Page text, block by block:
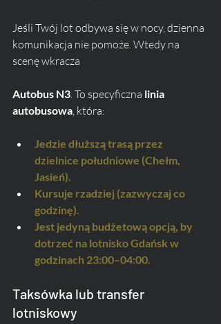
Jeśli Twój lot odbywa się w nocy, dzienna
komunikacja nie pomoże. Wtedy na
scenę wkracza
Autobus N3 . To specyficzna linia
autobusowa , która:
Jedzie dłuższą trasą przez
dzielnice południowe (Chełm,
Jasień).
Kursuje rzadziej (zazwyczaj co
godzinę).
Jest jedyną budżetową opcją, by
dotrzeć na lotnisko Gdańsk w
godzinach 23:00–04:00.
Taksówka lub transfer
lotniskowy